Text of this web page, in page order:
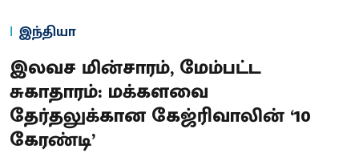
இந்தியா
இலவச மின்சாரம், மேம்பட்ட
சுகாதாரம்: மக்களவை
தேர்தலுக்கான கேஜ்ரிவாலின் ‘10
கேரண்டி’